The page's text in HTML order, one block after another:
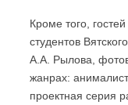
Кроме того,
студентов
А.А. Рылова,
жанрах:
проектная серия